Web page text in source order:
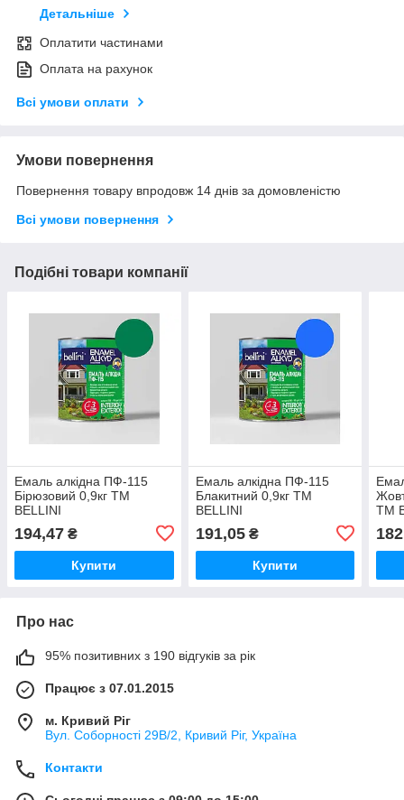
Детальніше
Оплатити частинами
Оплата на рахунок
Всі умови оплати
Умови повернення
Повернення товару впродовж 14 днів за домовленістю
Всі умови повернення
Подібні товари компанії
Емаль алкідна ПФ-115
Бірюзовий 0,9кг ТМ
BELLINI
194,47 ₴
Купити
Емаль алкідна ПФ-115
Блакитний 0,9кг ТМ
BELLINI
191,05₴
Купити
ТМ
Про нас
95% позитивних з 190 відгуків за рік
Працює з 07.01.2015
м. Кривий Ріг
Вул. Соборності 29В/2, Кривий Ріг, Україна
Контакти